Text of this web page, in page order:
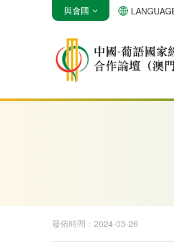
安哥拉 巴西
與會國
發佈時間：2024-03-26